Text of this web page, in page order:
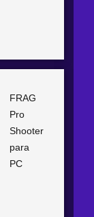
FRAG
Pro
Shooter
para
PC